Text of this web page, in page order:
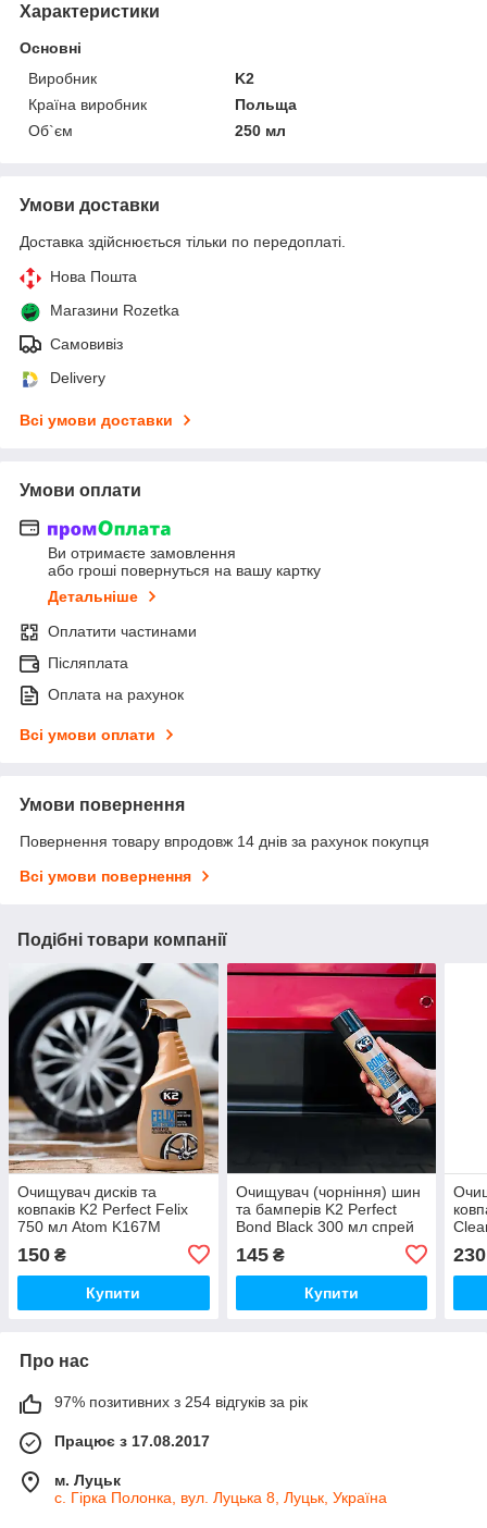
Характеристики
Основні
Виробник
K2
Країна виробник
Польща
Об`єм
250 мл
Умови доставки
Доставка здійснюється тільки по передоплаті.
Нова Пошта
Магазини Rozetka
Самовивіз
Delivery
Всі умови доставки
Умови оплати
Ви отримаєте замовлення
або гроші повернуться на вашу картку
Детальніше
Оплатити частинами
Післяплата
Оплата на рахунок
Всі умови оплати
Умови повернення
Повернення товару впродовж 14 днів за рахунок покупця
Всі умови повернення
Подібні товари компанії
Очищувач дисків та
ковпаків K2 Perfect Felix
750 мл Atom K167M
150 ₴
Купити
Очищувач (чорніння) шин
та бамперів K2 Perfect
Bond Black 300 мл спрей
145₴
Купити
230
Про нас
97% позитивних з 254 відгуків за рік
Працює з 17.08.2017
м. Луцьк
с. Гірка Полонка, вул. Луцька 8, Луцьк, Україна